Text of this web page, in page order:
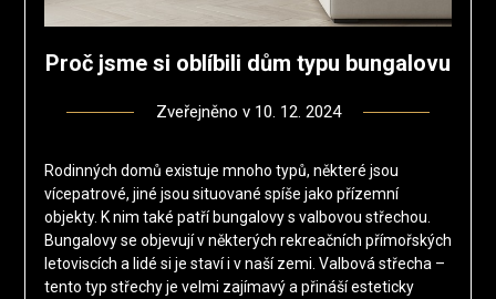
Proč jsme si oblíbili dům typu bungalovu
Zveřejněno v 10. 12. 2024
Rodinných domů existuje mnoho typů, některé jsou
vícepatrové, jiné jsou situované spíše jako přízemní
objekty. K nim také patří bungalovy s valbovou střechou.
Bungalovy se objevují v některých rekreačních přímořských
letoviscích a lidé si je staví i v naší zemi. Valbová střecha –
tento typ střechy je velmi zajímavý a přináší esteticky